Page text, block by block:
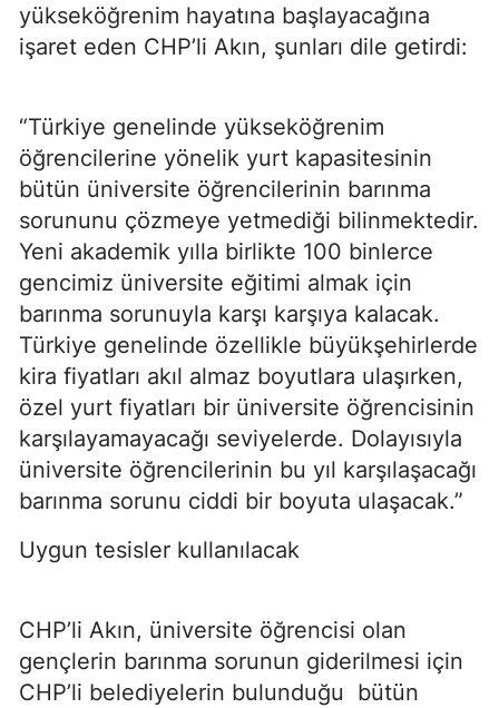
yükseköğrenim hayatına başlayacağına
işaret eden CHP’li Akın, şunları dile getirdi:
“Türkiye genelinde yükseköğrenim
öğrencilerine yönelik yurt kapasitesinin
bütün üniversite öğrencilerinin barınma
sorununu çözmeye yetmediği bilinmektedir.
Yeni akademik yılla birlikte 100 binlerce
gencimiz üniversite eğitimi almak için
barınma sorunuyla karşı karşıya kalacak.
Türkiye genelinde özellikle büyükşehirlerde
kira fiyatları akıl almaz boyutlara ulaşırken,
özel yurt fiyatları bir üniversite öğrencisinin
karşılayamayacağı seviyelerde. Dolayısıyla
üniversite öğrencilerinin bu yıl karşılaşacağı
barınma sorunu ciddi bir boyuta ulaşacak.”
Uygun tesisler kullanılacak
CHP’li Akın, üniversite öğrencisi olan
gençlerin barınma sorunun giderilmesi için
CHP’li belediyelerin bulunduğu bütün